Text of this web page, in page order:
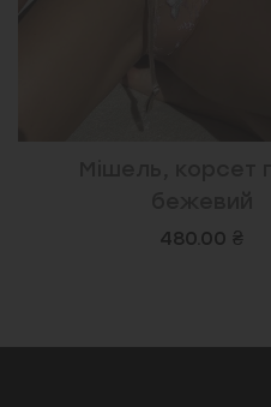
480.00 ₴